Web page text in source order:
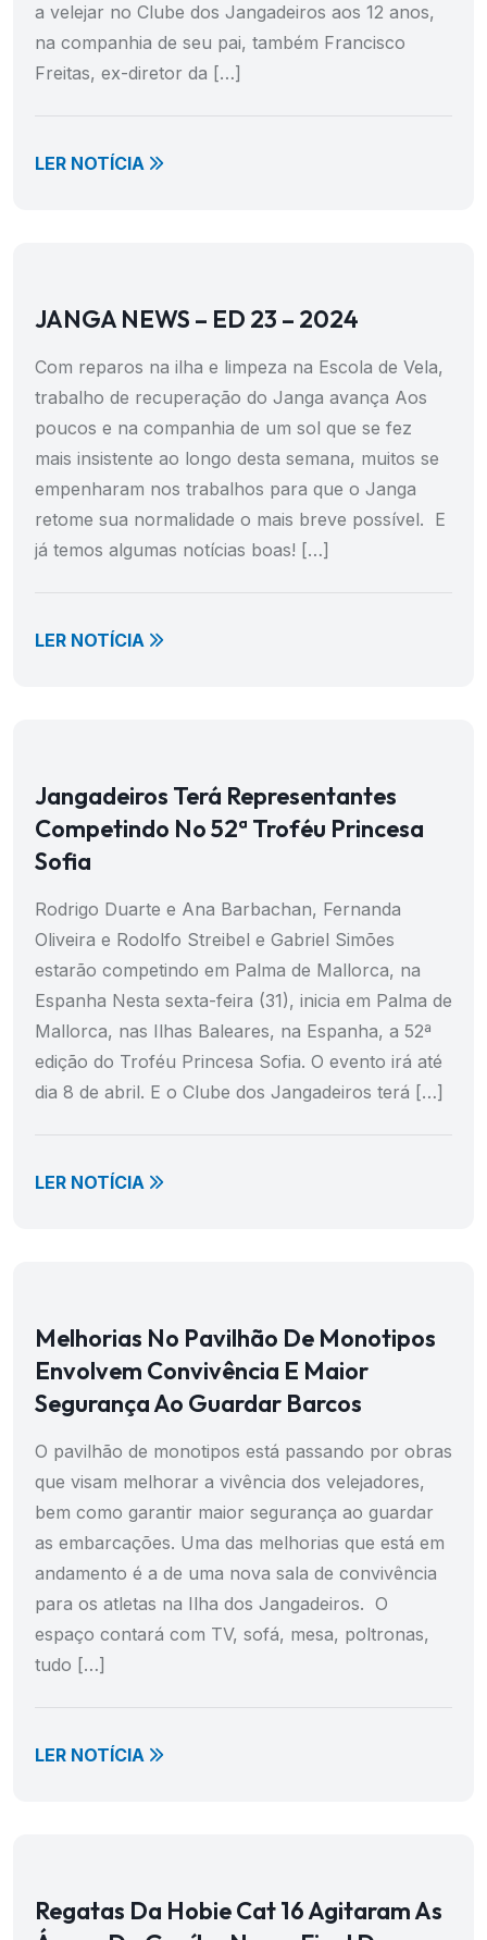
a velejar no Clube dos Jangadeiros aos 12 anos,
na companhia de seu pai, também Francisco
Freitas, ex-diretor da […]
LER NOTÍCIA
JANGA NEWS – ED 23 – 2024
Com reparos na ilha e limpeza na Escola de Vela,
trabalho de recuperação do Janga avança Aos
poucos e na companhia de um sol que se fez
mais insistente ao longo desta semana, muitos se
empenharam nos trabalhos para que o Janga
retome sua normalidade o mais breve possível. E
já temos algumas notícias boas! […]
LER NOTÍCIA
Jangadeiros Terá Representantes
Competindo No 52ª Troféu Princesa
Sofia
Rodrigo Duarte e Ana Barbachan, Fernanda
Oliveira e Rodolfo Streibel e Gabriel Simões
estarão competindo em Palma de Mallorca, na
Espanha Nesta sexta-feira (31), inicia em Palma de
Mallorca, nas Ilhas Baleares, na Espanha, a 52ª
edição do Troféu Princesa Sofia. O evento irá até
dia 8 de abril. E o Clube dos Jangadeiros terá […]
LER NOTÍCIA
Melhorias No Pavilhão De Monotipos
Envolvem Convivência E Maior
Segurança Ao Guardar Barcos
O pavilhão de monotipos está passando por obras
que visam melhorar a vivência dos velejadores,
bem como garantir maior segurança ao guardar
as embarcações. Uma das melhorias que está em
andamento é a de uma nova sala de convivência
para os atletas na Ilha dos Jangadeiros. O
espaço contará com TV, sofá, mesa, poltronas,
tudo […]
LER NOTÍCIA
Regatas Da Hobie Cat 16 Agitaram As